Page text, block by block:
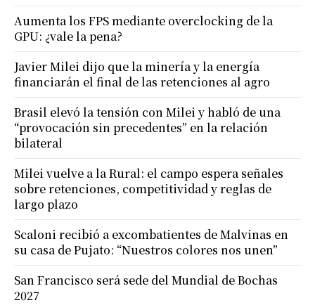
Aumenta los FPS mediante overclocking de la
GPU: ¿vale la pena?
Javier Milei dijo que la minería y la energía
financiarán el final de las retenciones al agro
Brasil elevó la tensión con Milei y habló de una
“provocación sin precedentes” en la relación
bilateral
Milei vuelve a la Rural: el campo espera señales
sobre retenciones, competitividad y reglas de
largo plazo
Scaloni recibió a excombatientes de Malvinas en
su casa de Pujato: “Nuestros colores nos unen”
San Francisco será sede del Mundial de Bochas
2027